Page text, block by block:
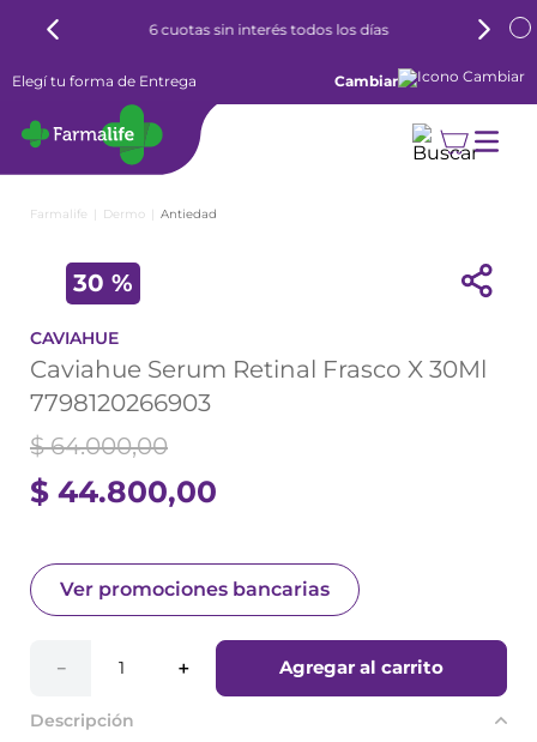
6 cuotas sin interés todos los días
Elegí tu forma de Entrega Cambiar
Dermo Antiedad
30 %
CAVIAHUE
Caviahue Serum Retinal Frasco X 30Ml
7798120266903
$ 44.800,00
$ 64.000,00
Ver promociones bancarias
＋
－ Agregar al carrito
Descripción